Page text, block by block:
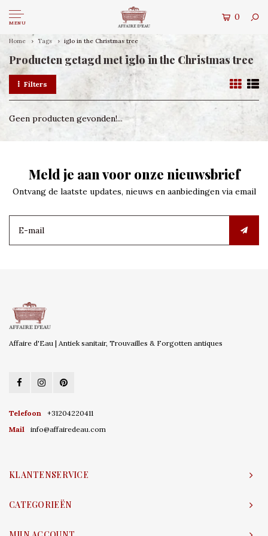
MENU
0
Home Tags iglo in the Christmas tree
Producten getagd met iglo in the Christmas tree
Filters
Geen producten gevonden!...
Meld je aan voor onze nieuwsbrief
Ontvang de laatste updates, nieuws en aanbiedingen via email
Affaire d'Eau | Antiek sanitair, Trouvailles & Forgotten antiques
Telefoon
+31204220411
Mail
info@affairedeau.com
KLANTENSERVICE
CATEGORIEËN